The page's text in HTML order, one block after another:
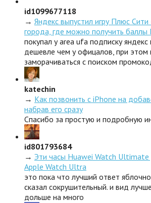
id1099677118
→ Яндекс выпустил игру Плюс
города, где можно получить
покупал у area ufa подписку
дешевле чем у офицалов, при этом
заморачиваться с поиском
katechin
→ Как позвонить с iPhone на
набрав его сразу
Спасибо за простую и подробную
id801793684
→ Эти часы Huawei Watch
Apple Watch Ultra
это пока что лучший ответ
сказал сокрушительный. и вид
дольше на много